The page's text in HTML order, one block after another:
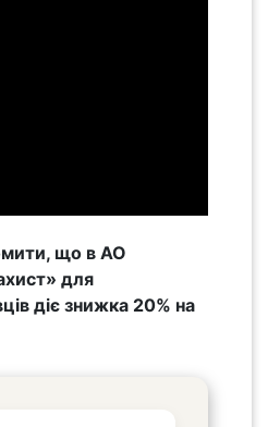
що в АО
для
діє знижка 20% на